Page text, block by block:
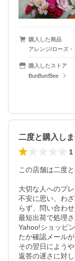
購入した商品
アレンジ/ローズ
購入したストア
BunBun!Bee
二度と購入し
1
この店舗は二度
大切な人へのプ
不安に思い、わ
らず、問い合わ
最短出荷で処理さ
Yahoo!ショッピ
たか確認メール
その翌日によう
返答の遅さに対